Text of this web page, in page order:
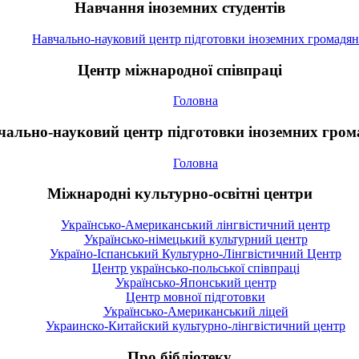
Навчання іноземних студентів
Навчально-науковий центр підготовки іноземних громадян
Центр міжнародної співпраці
Головна
науковий центр підготовки іноземних
Головна
Міжнародні культурно-освітні центри
Українсько-Американський лінгвістичний центр
Українсько-німецький культурний центр
Україно-Іспанський Культурно-Лінгвістичний Центр
Центр українсько-польської співпраці
Українсько-Японський центр
Центр мовної підготовки
Українсько-Американський ліцей
Украинско-Китайский культурно-лінгвістичний центр